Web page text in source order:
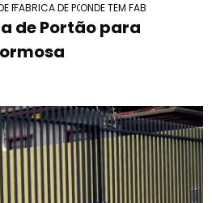
PORTOES
FABRICA DE PORTAO DE CORRER
ONDE TEM FABRICA DE
de Portão para